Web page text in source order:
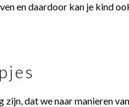
en daardoor kan je kind
zijn, dat we naar manieren